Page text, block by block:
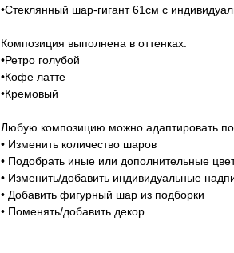
•Стеклянный шар-гигант 61см с
Композиция выполнена в оттенках:
•Ретро голубой
•Кофе латте
•Кремовый
Любую композицию можно адаптировать
• Изменить количество шаров
• Подобрать иные или дополнительные
• Изменить/добавить индивидуальные
• Добавить фигурный шар из подборки
• Поменять/добавить декор